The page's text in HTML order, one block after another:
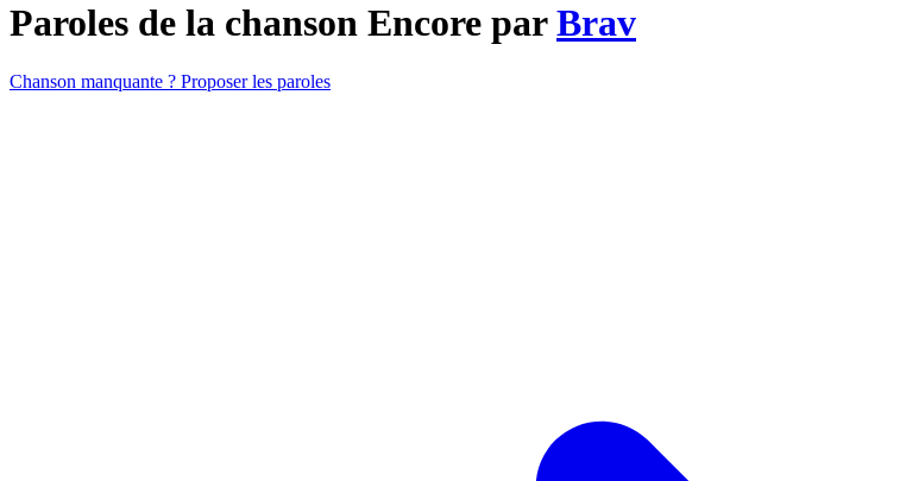
Paroles de la chanson Encore parBrav
Chanson manquante ? Proposer les paroles